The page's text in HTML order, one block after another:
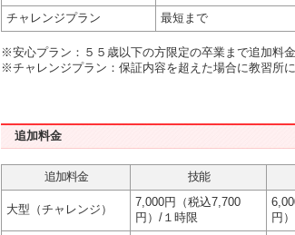
チャレンジプラン
最短まで
※安心プラン：５５歳以下の方限定の卒業まで追加料
※チャレンジプラン：保証内容を超えた場合に教習所
追加料金
追加料金 技能
大型（チャレンジ）
7,000円（税込7,700
円）/１時限
円）